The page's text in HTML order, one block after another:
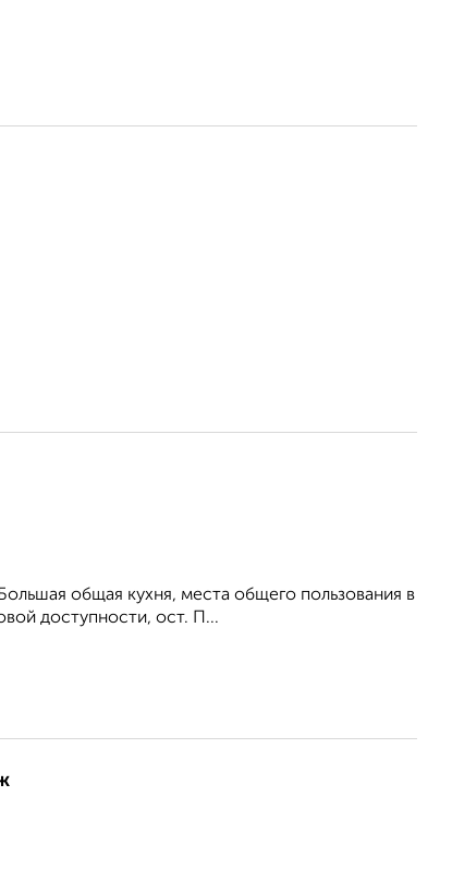
общая кухня, места общего пользования в
доступности, ост. П...